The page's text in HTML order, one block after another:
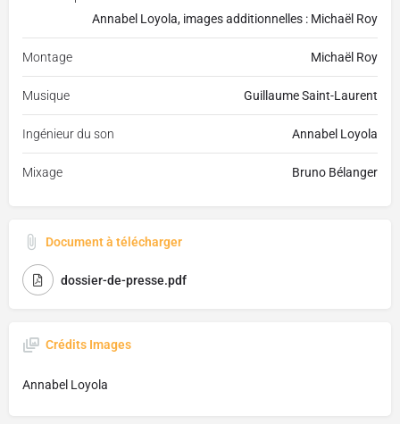
Annabel Loyola, images additionnelles : Michaël Roy
Montage Michaël Roy
Musique Guillaume Saint-Laurent
Ingénieur du son Annabel Loyola
Mixage Bruno Bélanger
Document à télécharger
dossier-de-presse.pdf
Crédits Images
Annabel Loyola